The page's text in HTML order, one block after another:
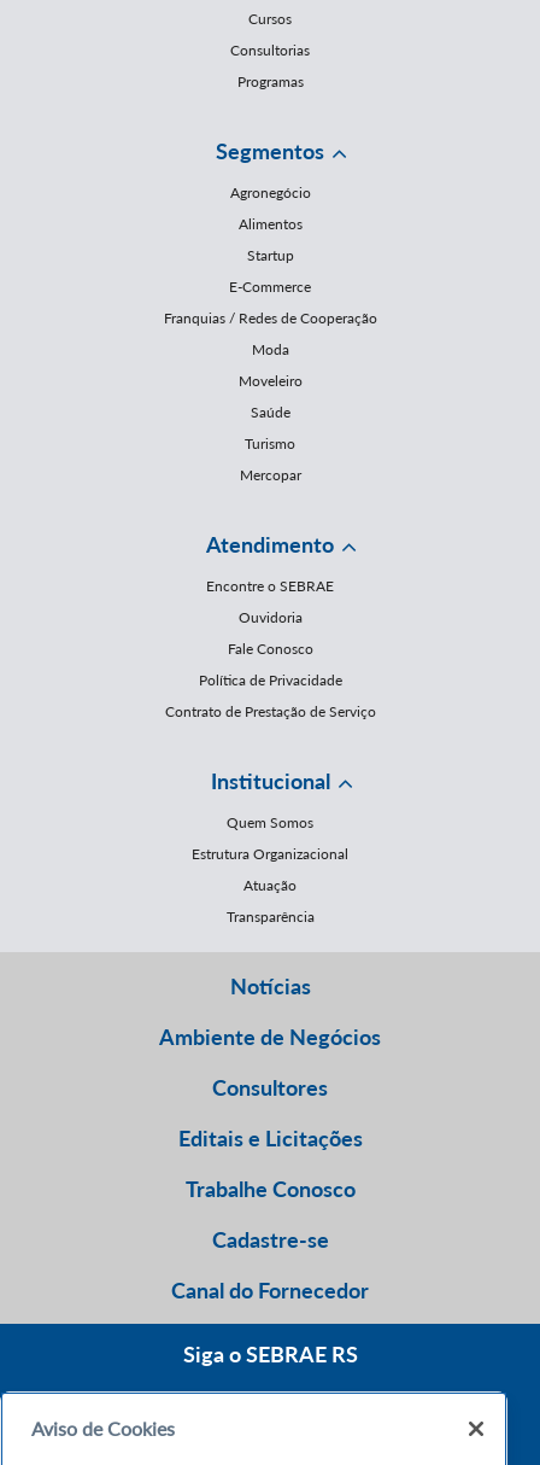
Cursos
Consultorias
Programas
Segmentos
Agronegócio
Alimentos
Startup
E-Commerce
Franquias / Redes de Cooperação
Moda
Moveleiro
Saúde
Turismo
Mercopar
Atendimento
Encontre o SEBRAE
Ouvidoria
Fale Conosco
Política de Privacidade
Contrato de Prestação de Serviço
Institucional
Quem Somos
Estrutura Organizacional
Atuação
Transparência
Notícias
Ambiente de Negócios
Consultores
Editais e Licitações
Trabalhe Conosco
Cadastre-se
Canal do Fornecedor
Siga o SEBRAE RS
Aviso de Cookies